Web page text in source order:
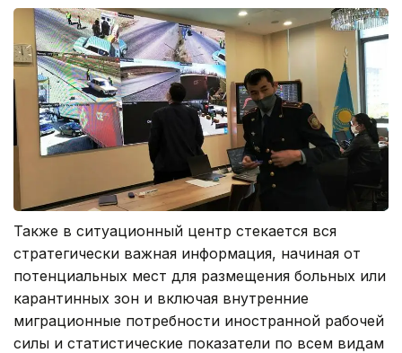
Также в ситуационный центр стекается вся
стратегически важная информация, начиная от
потенциальных мест для размещения больных или
карантинных зон и включая внутренние
миграционные потребности иностранной рабочей
силы и статистические показатели по всем видам